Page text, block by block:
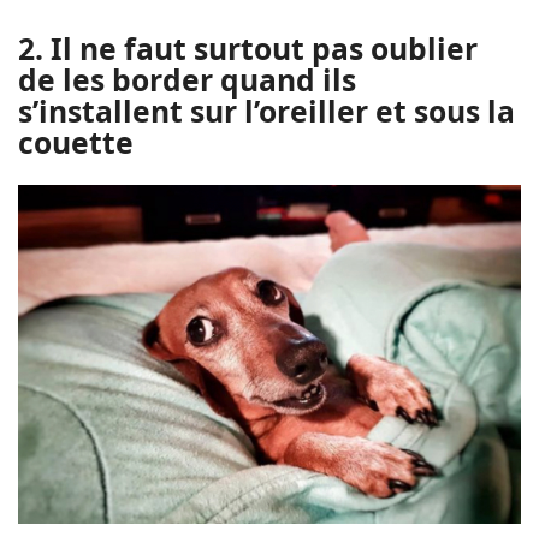
2. Il ne faut surtout pas oublier
de les border quand ils
s’installent sur l’oreiller et sous la
couette